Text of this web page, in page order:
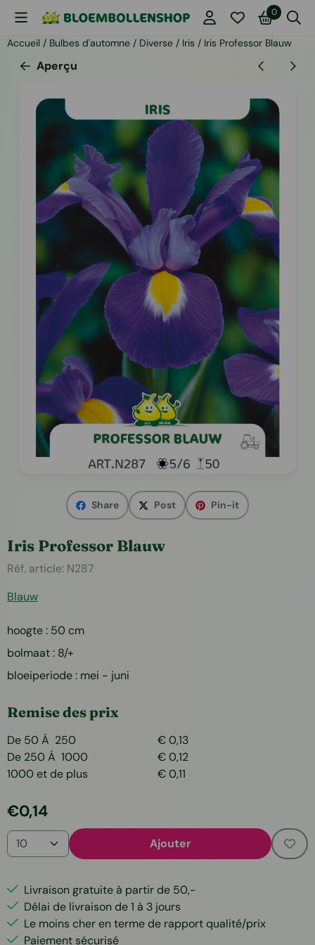
Les préférences de cookies sont actuellement fermées.
0
Accueil / Bulbes d'automne / Diverse / Iris / Iris Professor Blauw
Aperçu
Share Post Pin-it
Iris Professor Blauw
Réf. article: N287
Blauw
hoogte : 50 cm
bolmaat : 8/+
bloeiperiode : mei - juni
Remise des prix
De 50 Á 250 €0,13
De 250 Á 1000
€0,12
1000 et de plus
€0,11
€0,14
Quantité Ajouter
Livraison gratuite à partir de 50,-
Délai de livraison de 1 à 3 jours
Le moins cher en terme de rapport qualité/prix
Paiement sécurisé